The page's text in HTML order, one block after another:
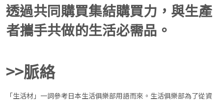
透過共同購買集結購買力，與生產
者攜手共做的生活必需品。
>>脈絡
「生活材」一詞參考日本生活俱樂部用語而來。生活俱樂部為了從資